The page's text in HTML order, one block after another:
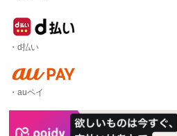
・d払い
・auペイ